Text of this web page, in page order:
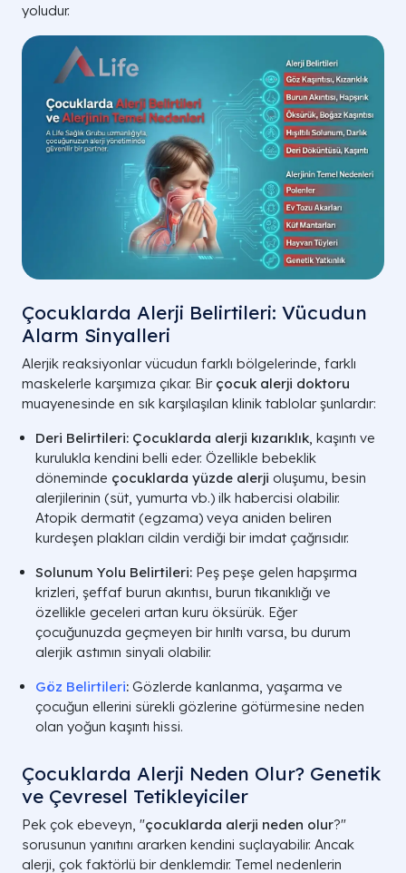
yoludur.
Çocuklarda Alerji Belirtileri: Vücudun
Alarm Sinyalleri
Alerjik reaksiyonlar vücudun farklı bölgelerinde, farklı
maskelerle karşımıza çıkar. Bir çocuk alerji doktoru
muayenesinde en sık karşılaşılan klinik tablolar şunlardır:
Deri Belirtileri: Çocuklarda alerji kızarıklık , kaşıntı ve
kurulukla kendini belli eder. Özellikle bebeklik
döneminde çocuklarda yüzde alerji oluşumu, besin
alerjilerinin (süt, yumurta vb.) ilk habercisi olabilir.
Atopik dermatit (egzama) veya aniden beliren
kurdeşen plakları cildin verdiği bir imdat çağrısıdır.
Solunum Yolu Belirtileri: Peş peşe gelen hapşırma
krizleri, şeffaf burun akıntısı, burun tıkanıklığı ve
özellikle geceleri artan kuru öksürük. Eğer
çocuğunuzda geçmeyen bir hırıltı varsa, bu durum
alerjik astımın sinyali olabilir.
Göz Belirtileri: Gözlerde kanlanma, yaşarma ve
çocuğun ellerini sürekli gözlerine götürmesine neden
olan yoğun kaşıntı hissi.
Çocuklarda Alerji Neden Olur? Genetik
ve Çevresel Tetikleyiciler
Pek çok ebeveyn, "çocuklarda alerji neden olur?"
sorusunun yanıtını ararken kendini suçlayabilir. Ancak
alerji, çok faktörlü bir denklemdir. Temel nedenlerin